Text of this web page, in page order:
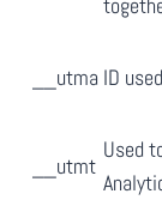
__utma ID
__utmt
Used